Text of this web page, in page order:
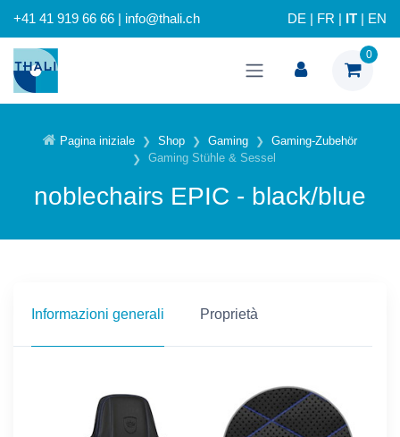
+41 41 919 66 66 | info@thali.ch DE FR IT EN
0
Pagina iniziale Shop Gaming
Gaming-Zubehör
Gaming Stühle & Sessel
noblechairs EPIC - black/blue
Informazioni generali Proprietà